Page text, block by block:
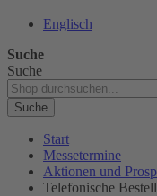
Englisch
Suche
Suche
Suche
Start
Messetermine
Aktionen und
Telefonische